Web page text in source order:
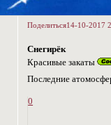
Поделиться14-10-2017
Снегирёк
Красивые закаты
Последние
0